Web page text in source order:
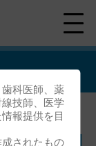
ょう内
科医師、薬
技師、医学
報提供を目
されたもの